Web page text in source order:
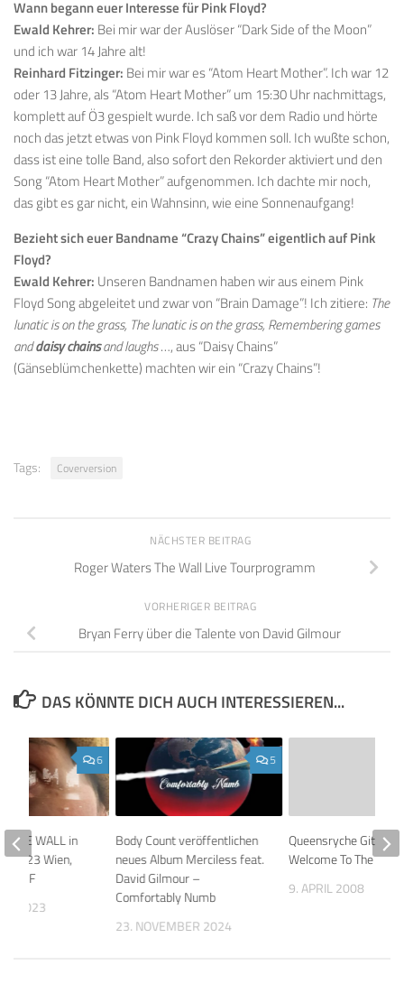
Wann begann euer Interesse für Pink Floyd?
Ewald Kehrer: Bei mir war der Auslöser “Dark Side of the Moon”
und ich war 14 Jahre alt!
Reinhard Fitzinger: Bei mir war es “Atom Heart Mother”. Ich war 12
oder 13 Jahre, als “Atom Heart Mother” um 15:30 Uhr nachmittags,
komplett auf Ö3 gespielt wurde. Ich saß vor dem Radio und hörte
noch das jetzt etwas von Pink Floyd kommen soll. Ich wußte schon,
dass ist eine tolle Band, also sofort den Rekorder aktiviert und den
Song “Atom Heart Mother” aufgenommen. Ich dachte mir noch,
das gibt es gar nicht, ein Wahnsinn, wie eine Sonnenaufgang!
Bezieht sich euer Bandname “Crazy Chains” eigentlich auf Pink
Floyd?
Ewald Kehrer: Unseren Bandnamen haben wir aus einem Pink
Floyd Song abgeleitet und zwar von “Brain Damage”! Ich zitiere: The
lunatic is on the grass, The lunatic is on the grass, Remembering games
anddaisy chainsand laughs…, aus “Daisy Chains”
(Gänseblümchenkette) machten wir ein “Crazy Chains”!
Tags: Coverversion
NÄCHSTER BEITRAG
Roger Waters The Wall Live Tourprogramm
VORHERIGER BEITRAG
Bryan Ferry über die Talente von David Gilmour
DAS KÖNNTE DICH AUCH INTERESSIEREN...
5
Body Count veröffentlichen
neues Album Merciless feat.
David Gilmour –
Comfortably Numb
23. NOVEMBER 2024
Queensryche
Welcome To The
9. APRIL 2008
6
THE WALL in
Wien,
F
2023